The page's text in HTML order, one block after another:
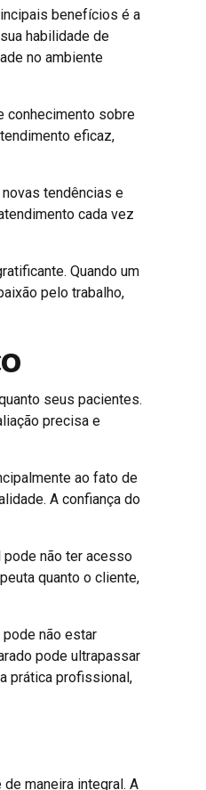
benefícios é a
habilidade de
no ambiente
conhecimento sobre
eficaz,
tendências e
cada vez
Quando um
pelo trabalho,
seus pacientes.
precisa e
ao fato de
A confiança do
não ter acesso
quanto o cliente,
não estar
pode ultrapassar
prática profissional,
maneira integral. A